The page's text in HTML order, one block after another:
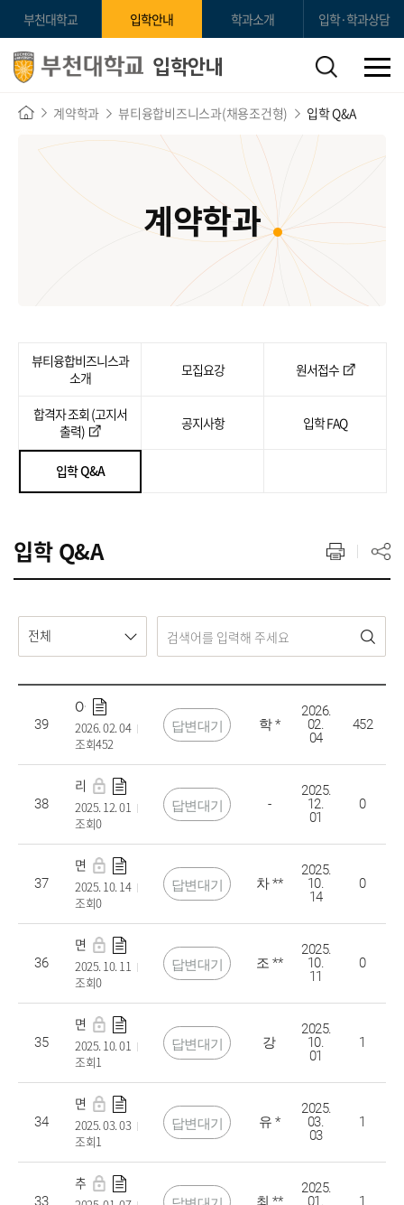
부천대학교 입학안내 학과소개 입학·학과상담
입학안내
계약학과 뷰티융합비즈니스과(채용조건형) 입학 Q&A
계약학과
뷰티융합비즈니스과
소개
모집요강 원서접수
합격자 조회 (고지서
출력)
공지사항 입학 FAQ
입학 Q&A
입학 Q&A
전체
39
Omt
2026. 02. 04
조회452
답변대기 학 *
2026.
02.
04
452
38
리스트
2025. 12. 01
조회0
답변대기 -
2025.
12.
01
0
37
면접 예상 질문
2025. 10. 14
조회0
답변대기 차 **
2025.
10.
14
0
36
면접
2025. 10. 11
조회0
답변대기 조 **
2025.
10.
11
0
35
면접관련 급급
2025. 10. 01
조회1
답변대기 강
2025.
10.
01
1
34
면접 복장&헤어스타일
2025. 03. 03
조회1
답변대기 유 *
2025.
03.
03
1
33
추가모집
최 **
2025.
01.
1